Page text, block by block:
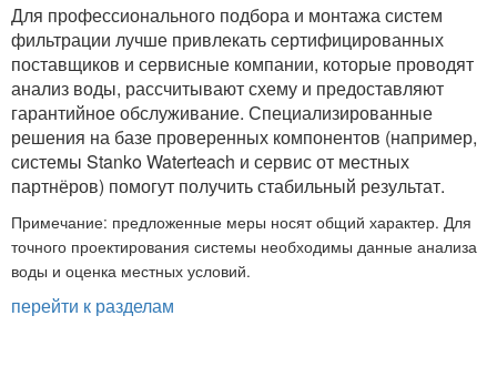
Для профессионального подбора и монтажа систем
фильтрации лучше привлекать сертифицированных
поставщиков и сервисные компании, которые проводят
анализ воды, рассчитывают схему и предоставляют
гарантийное обслуживание. Специализированные
решения на базе проверенных компонентов (например,
системы Stanko Waterteach и сервис от местных
партнёров) помогут получить стабильный результат.
Примечание: предложенные меры носят общий характер. Для
точного проектирования системы необходимы данные анализа
воды и оценка местных условий.
перейти к разделам